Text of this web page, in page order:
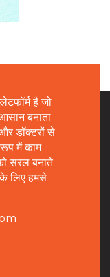
है जो
बनाता
डॉक्टरों से
रूप में काम
सरल बनाते
लिए हमसे